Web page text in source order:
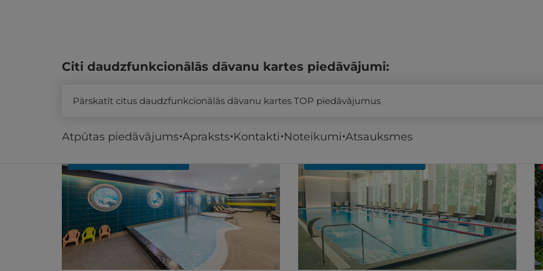
Atpūtas piedāvājums Apraksts Kontakti Noteikumi Atsauksmes
Citi daudzfunkcionālās dāvanu kartes piedāvājumi:
Pārskatīt citus daudzfunkcionālās dāvanu kartes TOP piedāvājumus
Līdzīgi atpūtas piedāvājumi